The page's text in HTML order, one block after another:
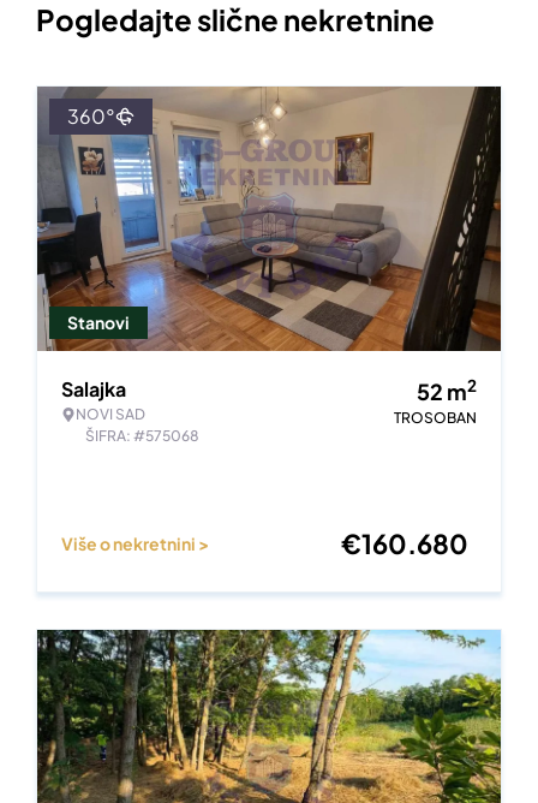
Pogledajte slične nekretnine
Stanovi
360°
Salajka
NOVI SAD
ŠIFRA: #575068
52 m2
TROSOBAN
Više o nekretnini > €160.680